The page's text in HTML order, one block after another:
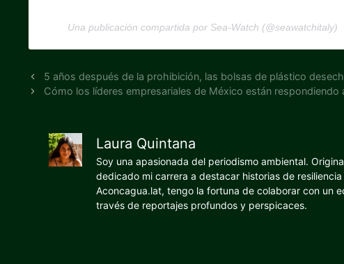
Una publicación compartida por Sea-Watch (@seawatchitaly)
5 años después de la prohibición, las bolsas de plástico
Cómo los líderes empresariales de México están respondiendo
Laura Quintana
Soy una apasionada del periodismo ambiental.
dedicado mi carrera a destacar historias de
Aconcagua.lat, tengo la fortuna de colaborar con un
través de reportajes profundos y perspicaces.